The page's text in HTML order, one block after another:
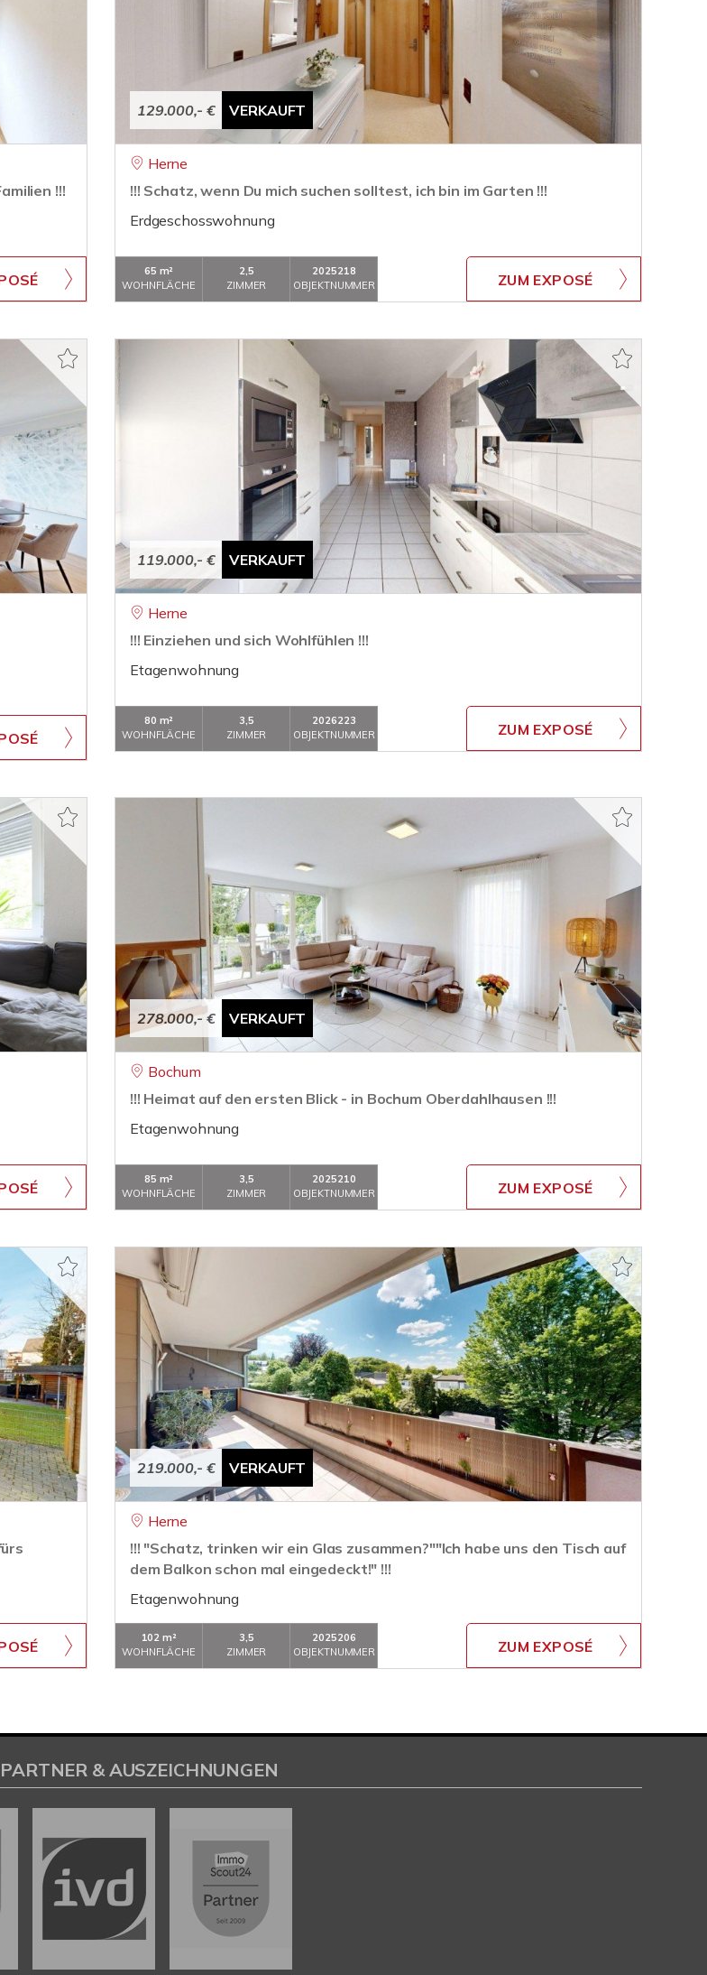
!!!
129.000,- € VERKAUFT
Herne
!!! Schatz, wenn Du mich suchen solltest, ich bin im Garten !!!
Erdgeschosswohnung
65 m²
WOHNFLÄCHE
2,5
ZIMMER
2025218
OBJEKTNUMMER
ZUM EXPOSÉ
119.000,- € VERKAUFT
Herne
!!! Einziehen und sich Wohlfühlen !!!
Etagenwohnung
80 m²
WOHNFLÄCHE
3,5
ZIMMER
2026223
OBJEKTNUMMER
ZUM EXPOSÉ
278.000,- € VERKAUFT
Bochum
!!! Heimat auf den ersten Blick - in Bochum Oberdahlhausen !!!
Etagenwohnung
85 m²
WOHNFLÄCHE
3,5
ZIMMER
2025210
OBJEKTNUMMER
ZUM EXPOSÉ
219.000,- € VERKAUFT
Herne
!!! "Schatz, trinken wir ein Glas zusammen?""Ich habe uns den Tisch auf
dem Balkon schon mal eingedeckt!" !!!
Etagenwohnung
102 m²
WOHNFLÄCHE
3,5
ZIMMER
2025206
OBJEKTNUMMER
ZUM EXPOSÉ
& AUSZEICHNUNGEN